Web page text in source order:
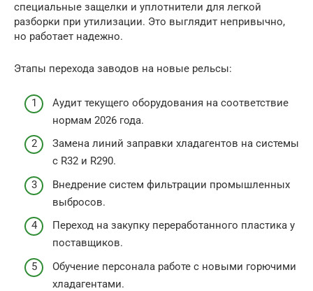
специальные защелки и уплотнители для легкой
разборки при утилизации. Это выглядит непривычно,
но работает надежно.
Этапы перехода заводов на новые рельсы:
Аудит текущего оборудования на соответствие
нормам 2026 года.
Замена линий заправки хладагентов на системы
с R32 и R290.
Внедрение систем фильтрации промышленных
выбросов.
Переход на закупку переработанного пластика у
поставщиков.
Обучение персонала работе с новыми горючими
хладагентами.